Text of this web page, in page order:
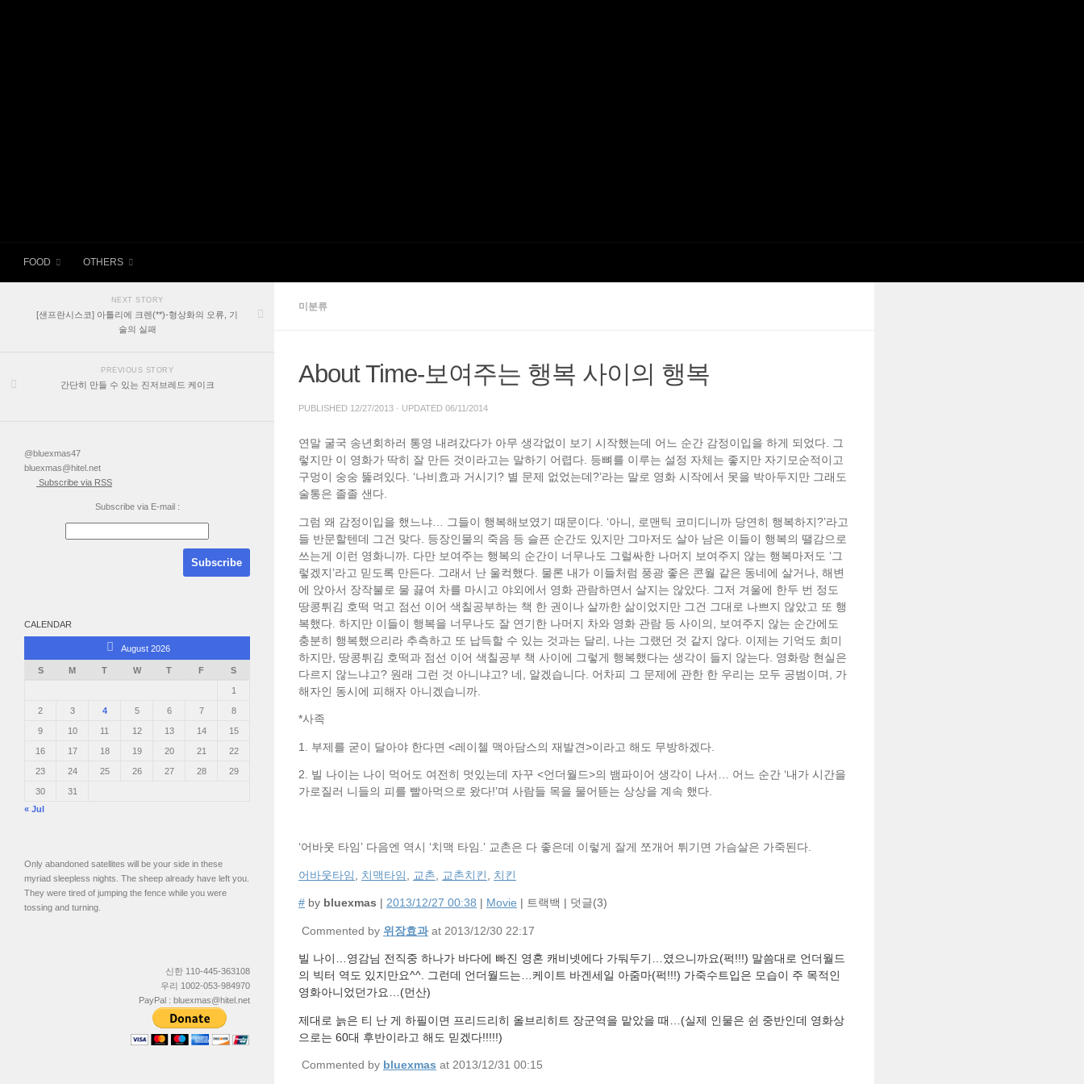
FOOD OTHERS
미분류
About Time-보여주는 행복 사이의 행복
PUBLISHED 12/27/2013 · UPDATED 06/11/2014
연말 굴국 송년회하러 통영 내려갔다가 아무 생각없이 보기 시작했는데 어느 순간 감정이입을 하게 되었다. 그
렇지만 이 영화가 딱히 잘 만든 것이라고는 말하기 어렵다. 등뼈를 이루는 설정 자체는 좋지만 자기모순적이고
구멍이 숭숭 뚫려있다. ‘나비효과 거시기? 별 문제 없었는데?’라는 말로 영화 시작에서 못을 박아두지만 그래도
술통은 졸졸 샌다.
그럼 왜 감정이입을 했느냐… 그들이 행복해보였기 때문이다. ‘아니, 로맨틱 코미디니까 당연히 행복하지?’라고
들 반문할텐데 그건 맞다. 등장인물의 죽음 등 슬픈 순간도 있지만 그마저도 살아 남은 이들이 행복의 땔감으로
쓰는게 이런 영화니까. 다만 보여주는 행복의 순간이 너무나도 그럴싸한 나머지 보여주지 않는 행복마저도 ‘그
렇겠지’라고 믿도록 만든다. 그래서 난 울컥했다. 물론 내가 이들처럼 풍광 좋은 콘월 같은 동네에 살거나, 해변
에 앉아서 장작불로 물 끓여 차를 마시고 야외에서 영화 관람하면서 살지는 않았다. 그저 겨울에 한두 번 정도
땅콩튀김 호떡 먹고 점선 이어 색칠공부하는 책 한 권이나 살까한 삶이었지만 그건 그대로 나쁘지 않았고 또 행
복했다. 하지만 이들이 행복을 너무나도 잘 연기한 나머지 차와 영화 관람 등 사이의, 보여주지 않는 순간에도
충분히 행복했으리라 추측하고 또 납득할 수 있는 것과는 달리, 나는 그랬던 것 같지 않다. 이제는 기억도 희미
하지만, 땅콩튀김 호떡과 점선 이어 색칠공부 책 사이에 그렇게 행복했다는 생각이 들지 않는다. 영화랑 현실은
다르지 않느냐고? 원래 그런 것 아니냐고? 네, 알겠습니다. 어차피 그 문제에 관한 한 우리는 모두 공범이며, 가
해자인 동시에 피해자 아니겠습니까.
*사족
1. 부제를 굳이 달아야 한다면 <레이첼 맥아담스의 재발견>이라고 해도 무방하겠다.
2. 빌 나이는 나이 먹어도 여전히 멋있는데 자꾸 <언더월드>의 뱀파이어 생각이 나서… 어느 순간 ‘내가 시간을
가로질러 니들의 피를 빨아먹으로 왔다!’며 사람들 목을 물어뜯는 상상을 계속 했다.
‘어바웃 타임’ 다음엔 역시 ‘치맥 타임.’ 교촌은 다 좋은데 이렇게 잘게 쪼개어 튀기면 가슴살은 가죽된다.
어바웃타임 치맥타임 교촌 교촌치킨 치킨
# by bluexmas 2013/12/27 00:38 Movie 트랙백 덧글(3)
Commented by 위장효과at 2013/12/30 22:17
빌 나이…영감님 전직중 하나가 바다에 빠진 영혼 캐비넷에다 가둬두기…였으니까요(퍽!!!) 말씀대로 언더월드
의 빅터 역도 있지만요^^. 그런데 언더월드는…케이트 바겐세일 아줌마(퍽!!!) 가죽수트입은 모습이 주 목적인
영화아니었던가요…(먼산)
제대로 늙은 티 난 게 하필이면 프리드리히 올브리히트 장군역을 맡았을 때…(실제 인물은 쉰 중반인데 영화상
으로는 60대 후반이라고 해도 믿겠다!!!!!)
Commented by bluexmas at 2013/12/31 00:15
NEXT STORY
[샌프란시스코] 아틀리에 크렌(**)-형상화의 오류, 기
술의 실패
PREVIOUS STORY
간단히 만들 수 있는 진저브레드 케이크
@bluexmas47
bluexmas@hitel.net
Subscribe via RSS
Subscribe via E-mail :
CALENDAR
August 2026
S M T W T F S
1
2 3 4 5 6 7 8
9 10 11 12 13 14 15
16 17 18 19 20 21 22
23 24 25 26 27 28 29
30
31
« Jul
Only abandoned satellites will be your side in these
myriad sleepless nights. The sheep already have left you.
They were tired of jumping the fence while you were
tossing and turning.
신한 110-445-363108
우리 1002-053-984970
PayPal : bluexmas@hitel.net